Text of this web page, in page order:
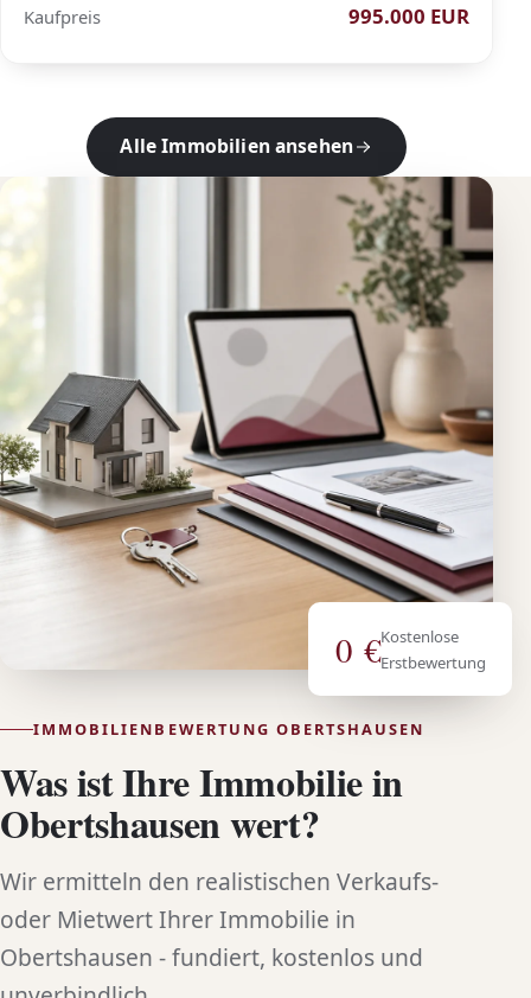
Kaufpreis 995.000 EUR
Alle Immobilien ansehen
0 €Kostenlose
Erstbewertung
IMMOBILIENBEWERTUNG OBERTSHAUSEN
Was ist Ihre Immobilie in
Obertshausen wert?
Wir ermitteln den realistischen Verkaufs-
oder Mietwert Ihrer Immobilie in
Obertshausen - fundiert, kostenlos und